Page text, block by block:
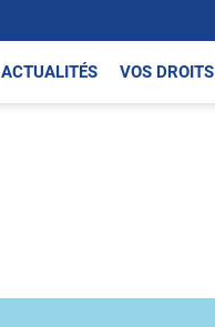
ACTUALITÉS VOS DROITS